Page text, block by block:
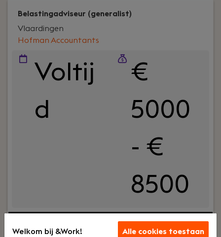
Belastingadviseur (generalist)
Hofman Accountants
Vlaardingen
Voltij
d
€
5000
- €
8500
naar een ervaren belastingadviseur die proactief
Welkom bij &Work! Alle cookies toestaan